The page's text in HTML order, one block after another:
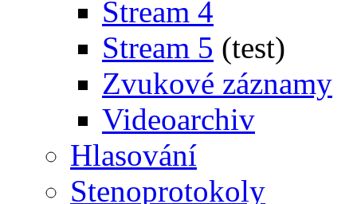
Stream 4
Stream 5 (test)
Zvukové záznamy
Videoarchiv
Hlasování
Stenoprotokoly